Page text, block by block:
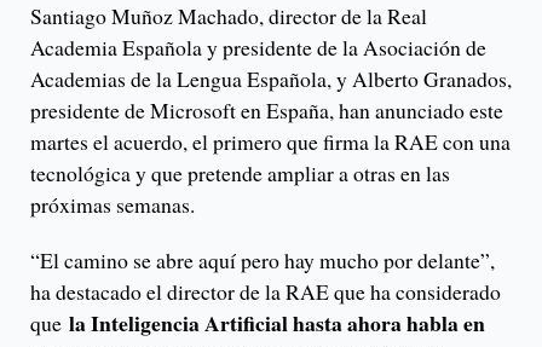
Santiago Muñoz Machado, director de la Real
Academia Española y presidente de la Asociación de
Academias de la Lengua Española, y Alberto Granados,
presidente de Microsoft en España, han anunciado este
martes el acuerdo, el primero que firma la RAE con una
tecnológica y que pretende ampliar a otras en las
próximas semanas.
“El camino se abre aquí pero hay mucho por delante”,
ha destacado el director de la RAE que ha considerado
que la Inteligencia Artificial hasta ahora habla en